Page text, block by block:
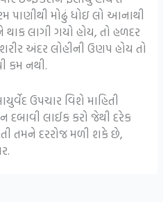
પાણીથી મોઢું ધોઇ લો આનાથી
લાગી ગયો હોય, તો હળદર
અંદર લોહીની ઉણપ હોય તો
કમ નથી.
ઉપચાર વિશે માહિતી
લાઈક કરો જેથી દરેક
તમને દરરોજ મળી શકે છે,